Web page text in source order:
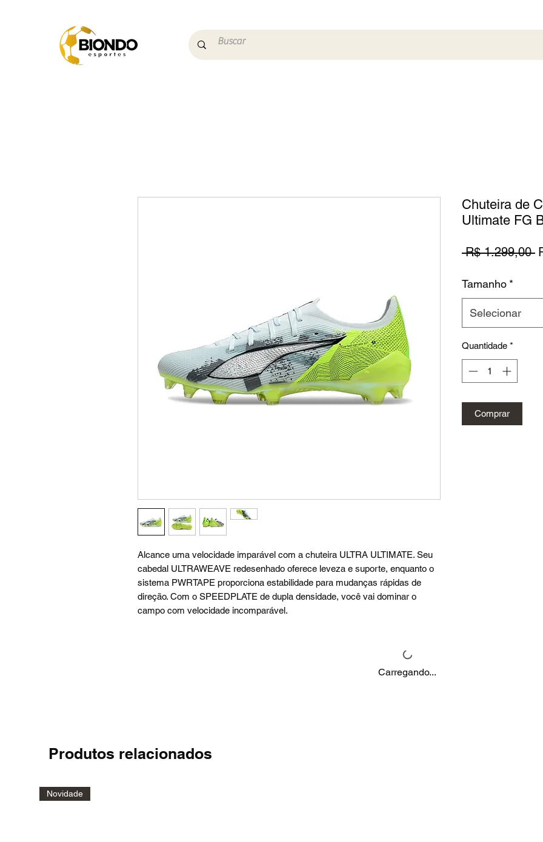
Alcance uma velocidade imparável com a chuteira ULTRA ULTIMATE. Seu
cabedal ULTRAWEAVE redesenhado oferece leveza e suporte, enquanto o
sistema PWRTAPE proporciona estabilidade para mudanças rápidas de
direção. Com o SPEEDPLATE de dupla densidade, você vai dominar o
campo com velocidade incomparável.
Chuteira de
Ultimate FG
R$ 1.299,00
Tamanho *
Selecionar
Quantidade *
Comprar
Carregando...
Produtos relacionados
Novidade